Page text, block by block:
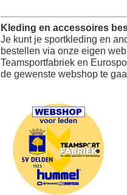
Kleding en accessoires
Je kunt je sportkleding en
bestellen via onze eigen
Teamsportfabriek en
de gewenste webshop te